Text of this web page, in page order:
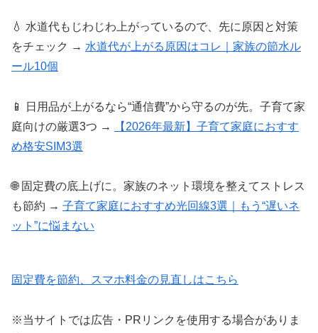
💧 水道代もじわじわ上がっているので、先に原因と対策
をチェック → 水道代が上がる原因はコレ｜家族の節水ル
ール10個
📱 日用品が上がるなら“通信費”から守るのが先。子育て家
庭向けの厳選3つ →
【2026年最新】子育て家庭におすす
め格安SIM3選
🌐 固定費の底上げに。家族のネット環境を整えてストレス
も節約 → 子育て家庭におすすめ光回線3選｜もう“遅いネ
ット”に悩まない
固定費を節約、スマホ料金の見直しはこちら
※当サイトでは広告・PRリンクを使用する場合がありま